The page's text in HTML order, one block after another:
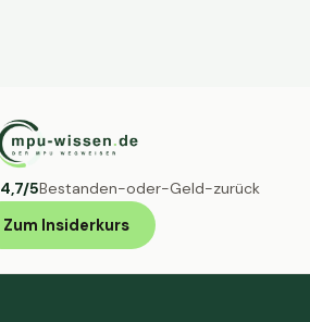
4,7/5Bestanden-oder-Geld-zurück
Zum Insiderkurs